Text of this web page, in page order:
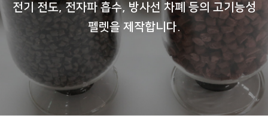
전기 전도, 전자파 흡수, 방사선 차폐 등의 고기능성
펠렛을 제작합니다.